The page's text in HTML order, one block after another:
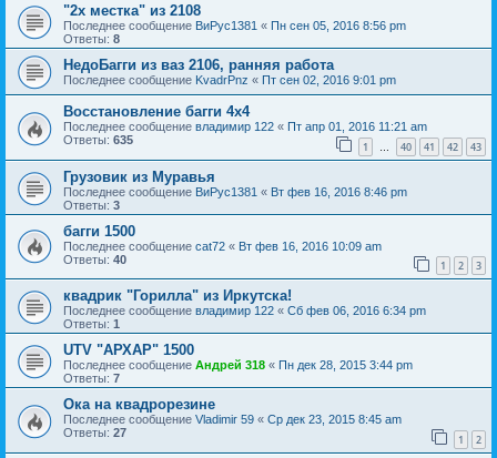
"2x местка" из 2108
Последнее сообщение ВиРус1381 « Пн сен 05, 2016 8:56 pm
Ответы: 8
НедоБагги из ваз 2106, ранняя работа
Последнее сообщение KvadrPnz « Пт сен 02, 2016 9:01 pm
Восстановление багги 4х4
Последнее сообщение владимир 122 « Пт апр 01, 2016 11:21 am
Ответы: 635 1 … 40 41 42 43
Грузовик из Муравья
Последнее сообщение ВиРус1381 « Вт фев 16, 2016 8:46 pm
Ответы: 3
багги 1500
Последнее сообщение cat72 « Вт фев 16, 2016 10:09 am
Ответы: 40 1 2 3
квадрик "Горилла" из Иркутска!
Последнее сообщение владимир 122 « Сб фев 06, 2016 6:34 pm
Ответы: 1
UTV "АРХАР" 1500
Последнее сообщение Андрей 318 « Пн дек 28, 2015 3:44 pm
Ответы: 7
Ока на квадрорезине
Последнее сообщение Vladimir 59 « Ср дек 23, 2015 8:45 am
Ответы: 27 1 2